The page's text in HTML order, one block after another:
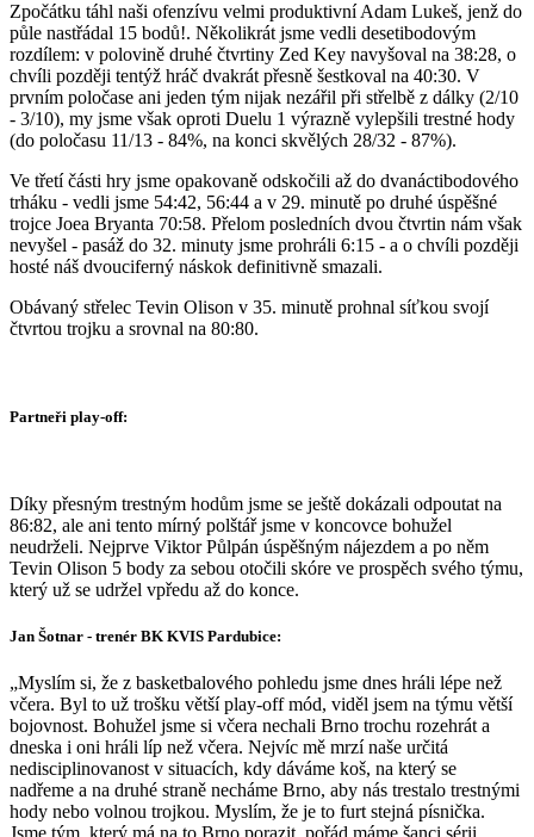
Zpočátku táhl naši ofenzívu velmi produktivní Adam Lukeš, jenž do
půle nastřádal 15 bodů!. Několikrát jsme vedli desetibodovým
rozdílem: v polovině druhé čtvrtiny Zed Key navyšoval na 38:28, o
chvíli později tentýž hráč dvakrát přesně šestkoval na 40:30. V
prvním poločase ani jeden tým nijak nezářil při střelbě z dálky (2/10
- 3/10), my jsme však oproti Duelu 1 výrazně vylepšili trestné hody
(do poločasu 11/13 - 84%, na konci skvělých 28/32 - 87%).
Ve třetí části hry jsme opakovaně odskočili až do dvanáctibodového
trháku - vedli jsme 54:42, 56:44 a v 29. minutě po druhé úspěšné
trojce Joea Bryanta 70:58. Přelom posledních dvou čtvrtin nám však
nevyšel - pasáž do 32. minuty jsme prohráli 6:15 - a o chvíli později
hosté náš dvouciferný náskok definitivně smazali.
Obávaný střelec Tevin Olison v 35. minutě prohnal síťkou svojí
čtvrtou trojku a srovnal na 80:80.
Partneři play-off:
Díky přesným trestným hodům jsme se ještě dokázali odpoutat na
86:82, ale ani tento mírný polštář jsme v koncovce bohužel
neudrželi. Nejprve Viktor Půlpán úspěšným nájezdem a po něm
Tevin Olison 5 body za sebou otočili skóre ve prospěch svého týmu,
který už se udržel vpředu až do konce.
Jan Šotnar - trenér BK KVIS Pardubice:
„Myslím si, že z basketbalového pohledu jsme dnes hráli lépe než
včera. Byl to už trošku větší play-off mód, viděl jsem na týmu větší
bojovnost. Bohužel jsme si včera nechali Brno trochu rozehrát a
dneska i oni hráli líp než včera. Nejvíc mě mrzí naše určitá
nedisciplinovanost v situacích, kdy dáváme koš, na který se
nadřeme a na druhé straně necháme Brno, aby nás trestalo trestnými
hody nebo volnou trojkou. Myslím, že je to furt stejná písnička.
Jsme tým, který má na to Brno porazit, pořád máme šanci sérii